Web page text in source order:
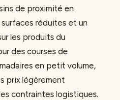
de proximité en
réduites et un
les produits du
des courses de
en petit volume,
prix légèrement
contraintes logistiques.